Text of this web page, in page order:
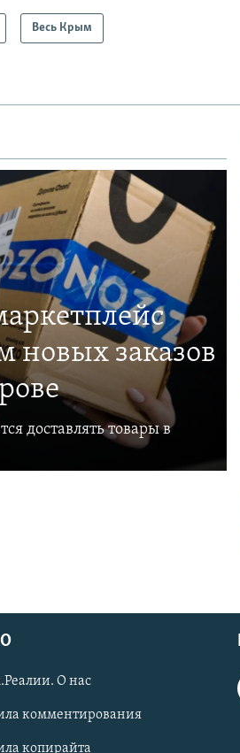
Весь Крым
новых заказов
доставлять товары в
О нас
комментирования
копирайта